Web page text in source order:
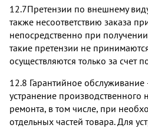
12.7Претензии по внешнему
также несоответствию заказа
непосредственно при
такие претензии не
осуществляются только за счет
12.8 Гарантийное обслуживание
устранение производственного
ремонта, в том числе, при
отдельных частей товара. Для